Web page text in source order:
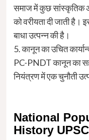
समाज में कुछ सांस्कृतिक
को वरीयता दी जाती है।
बाधा उत्पन्न की है।
5. कानून का उचित
PC-PNDT कानून का
नियंत्रण में एक चुनौती
National
History